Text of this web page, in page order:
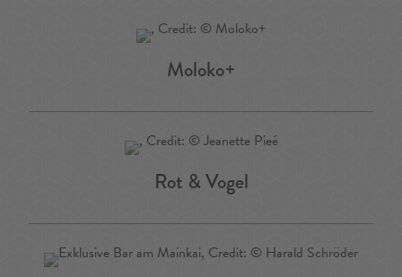
Moloko+
Rot & Vogel